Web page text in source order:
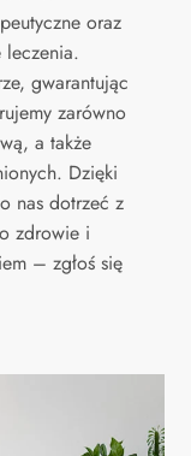
oraz
leczenia.
gwarantując
zarówno
a także
Dzięki
nas dotrzeć z
zdrowie i
– zgłoś się